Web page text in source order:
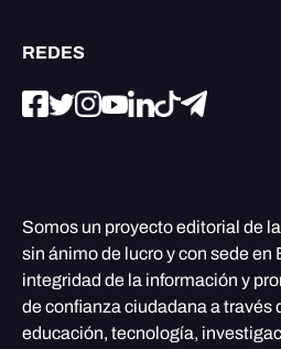
REDES
Somos un proyecto editorial de la
sin ánimo de lucro y con sede en
integridad de la información y
de confianza ciudadana a través
educación, tecnología,